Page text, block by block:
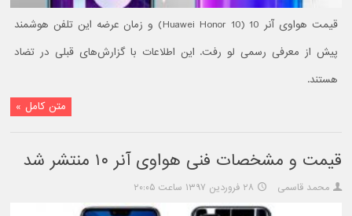
قیمت هواوی آنر 10 (Huawei Honor 10) و زمان عرضه این تلفن هوشمند
پیش از معرفی رسمی لو رفت. این اطلاعات با گزارش‌های قبلی در تضاد
هستند.
متن کامل »
قیمت و مشخصات فنی هواوی آنر ۱۰ منتشر شد
محمد قاسمی ۲۸ فروردین ۱۳۹۷ ساعت ۲۰:۰۵